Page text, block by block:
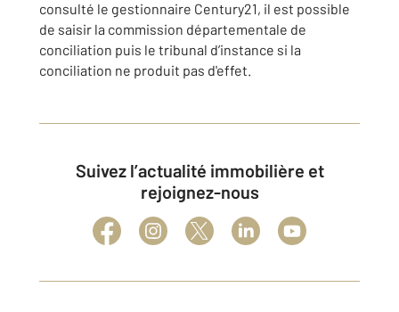
consulté le gestionnaire Century21, il est possible
de saisir la commission départementale de
conciliation puis le tribunal d’instance si la
conciliation ne produit pas d'effet.
Suivez l’actualité immobilière et
rejoignez-nous